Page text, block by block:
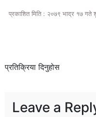
प्रकाशित मिति : २०७९ भाद्र १७ गते
प्रतिक्रिया दिनुहोस
Leave a